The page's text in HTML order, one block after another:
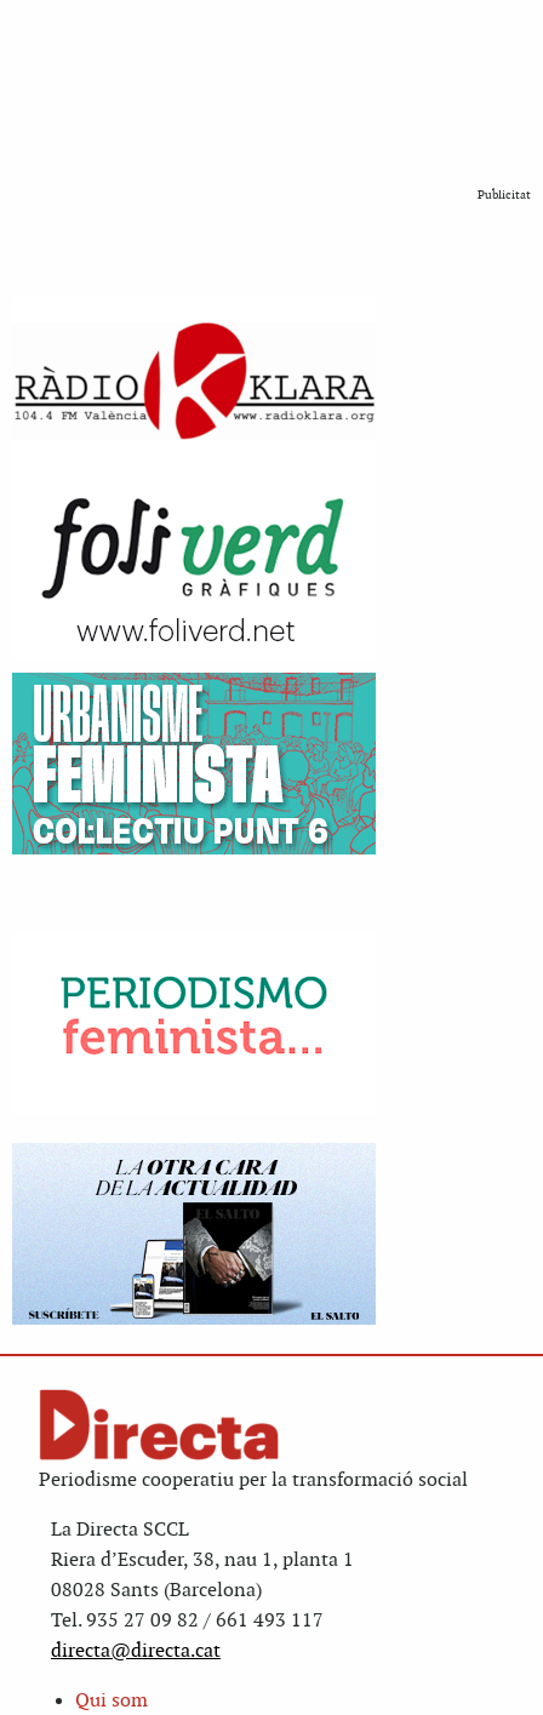
Publicitat
Periodisme cooperatiu per la transformació social
La Directa SCCL
Riera d’Escuder, 38, nau 1, planta 1
08028 Sants (Barcelona)
Tel. 935 27 09 82 / 661 493 117
directa@directa.cat
Qui som